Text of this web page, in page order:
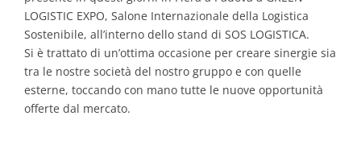
LOGISTIC EXPO, Salone Internazionale della Logistica
Sostenibile, all’interno dello stand di SOS LOGISTICA.
Si è trattato di un’ottima occasione per creare sinergie sia
tra le nostre società del nostro gruppo e con quelle
esterne, toccando con mano tutte le nuove opportunità
offerte dal mercato.